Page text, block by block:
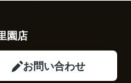
園店
お問い合わせ